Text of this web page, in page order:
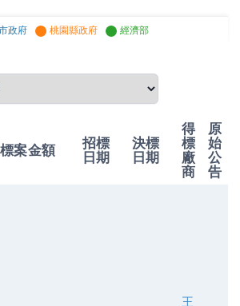
政府 桃園縣政府 經濟部
標案金額
招標
日期
決標
日期
得
標
廠
商
原
始
公
告
王